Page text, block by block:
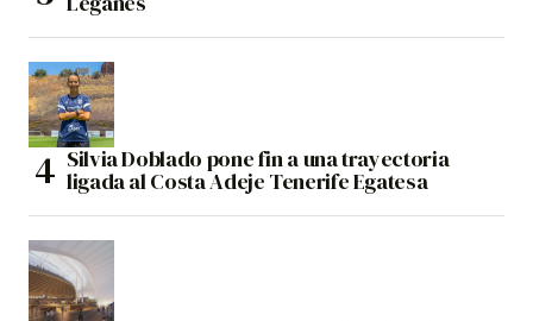
Silvia Doblado pone fin a una trayectoria
ligada al Costa Adeje Tenerife Egatesa